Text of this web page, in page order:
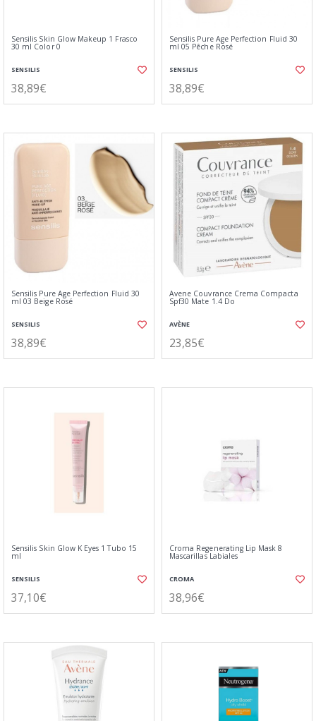
Sensilis Skin Glow Makeup 1 Frasco
30 ml Color 0
SENSILIS
38,89€
Sensilis Pure Age Perfection Fluid 30
ml 05 Pêche Rosé
SENSILIS
38,89€
Sensilis Pure Age Perfection Fluid 30
ml 03 Beige Rosé
SENSILIS
38,89€
Avene Couvrance Crema Compacta
Spf30 Mate 1.4 Do
AVÈNE
23,85€
Sensilis Skin Glow K Eyes 1 Tubo 15
ml
SENSILIS
37,10€
Croma Regenerating Lip Mask 8
Mascarillas Labiales
CROMA
38,96€